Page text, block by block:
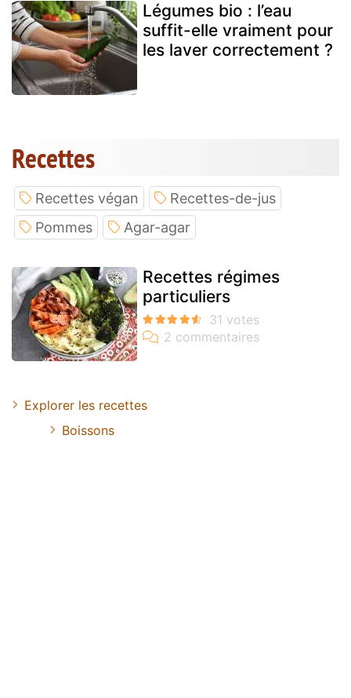
Légumes bio : l’eau
suffit-elle vraiment pour
les laver correctement ?
Recettes
Recettes végan
Recettes-de-jus
Pommes
Agar-agar
Recettes régimes
particuliers
Explorer les recettes
Boissons